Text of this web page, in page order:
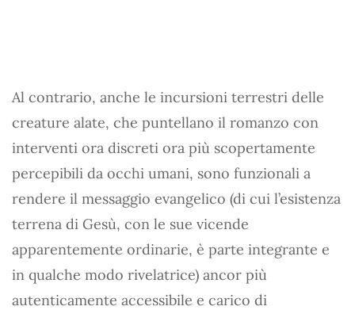
Al contrario, anche le incursioni terrestri delle
creature alate, che puntellano il romanzo con
interventi ora discreti ora più scopertamente
percepibili da occhi umani, sono funzionali a
rendere il messaggio evangelico (di cui l’esistenza
terrena di Gesù, con le sue vicende
apparentemente ordinarie, è parte integrante e
in qualche modo rivelatrice) ancor più
autenticamente accessibile e carico di